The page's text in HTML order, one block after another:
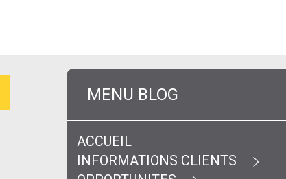
MENU BLOG
ACCUEIL
INFORMATIONS CLIENTS